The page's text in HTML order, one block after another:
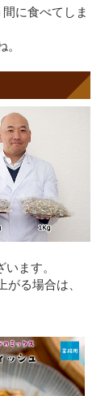
に食べてしま
ます。
る場合は、